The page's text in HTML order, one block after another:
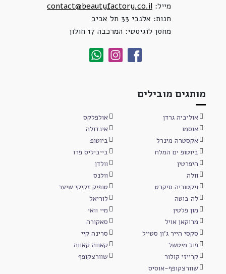
מייל: contact@beautyfactory.co.il
חנות: אלנבי 33 תל אביב
מחסן לוגיסטי: המרכבה 17 חולון
מותגים מובילים
אוליביה גרדן
אולפלקס
אוסמו
אינדולה
אקסטרה מינרל
ביוטופ
ביוטופ ים המלח
בייביליס פרו
היפרטין
וולדן
וולה
וולנס
ויקטוריה סיקרט
טופיק זקיקי שיער
לה בוטה
לוריאל
מון פלטין
מיי וואי
מרוקאן אויל
סאקורה
סקסי הייר ג'ון סטייל
סרינה קיי
פול מיטשל
קאווה קאווה
קרייזי קולור
שוורצקופף
שוורצקופף-אוסיס